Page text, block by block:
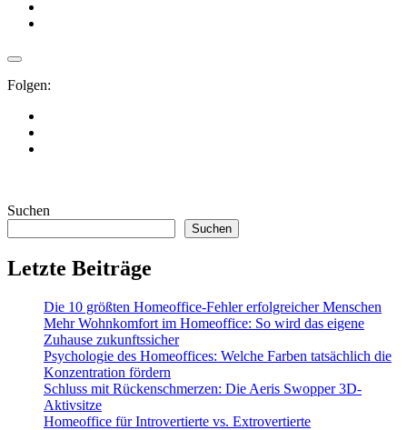
Folgen:
Suchen
Suchen
Letzte Beiträge
Die 10 größten Homeoffice-Fehler erfolgreicher Menschen
Mehr Wohnkomfort im Homeoffice: So wird das eigene
Zuhause zukunftssicher
Psychologie des Homeoffices: Welche Farben tatsächlich die
Konzentration fördern
Schluss mit Rückenschmerzen: Die Aeris Swopper 3D-
Aktivsitze
Homeoffice für Introvertierte vs. Extrovertierte